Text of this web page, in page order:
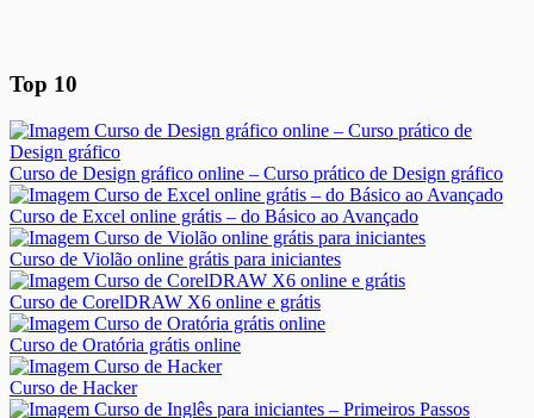
Top 10
Curso de Design gráfico online – Curso prático de Design gráfico
Curso de Excel online grátis – do Básico ao Avançado
Curso de Violão online grátis para iniciantes
Curso de CorelDRAW X6 online e grátis
Curso de Oratória grátis online
Curso de Hacker